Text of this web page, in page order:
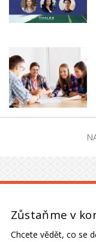
Zůstaňme v
Chcete vědět, co se